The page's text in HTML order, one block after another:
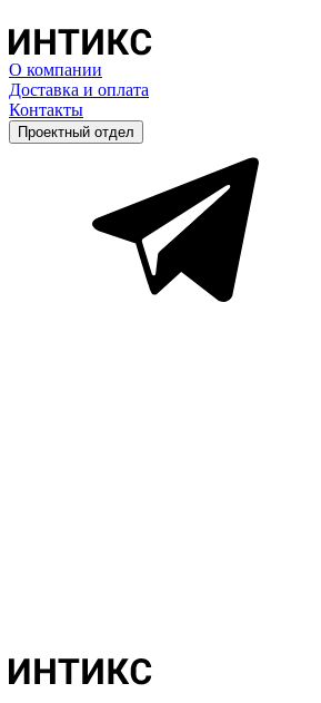
О компании
Доставка и оплата
Контакты
Проектный отдел